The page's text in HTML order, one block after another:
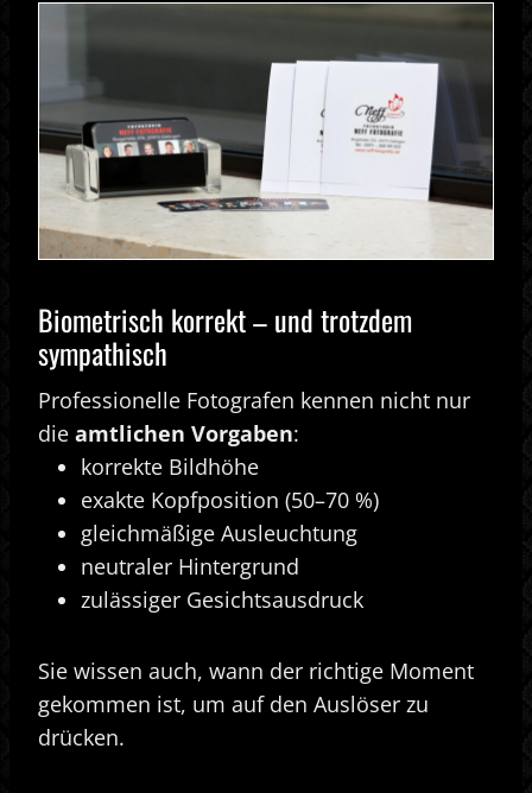
Biometrisch korrekt – und trotzdem
sympathisch
Professionelle Fotografen kennen nicht nur
die amtlichen Vorgaben:
korrekte Bildhöhe
exakte Kopfposition (50–70 %)
gleichmäßige Ausleuchtung
neutraler Hintergrund
zulässiger Gesichtsausdruck
Sie wissen auch, wann der richtige Moment
gekommen ist, um auf den Auslöser zu
drücken.